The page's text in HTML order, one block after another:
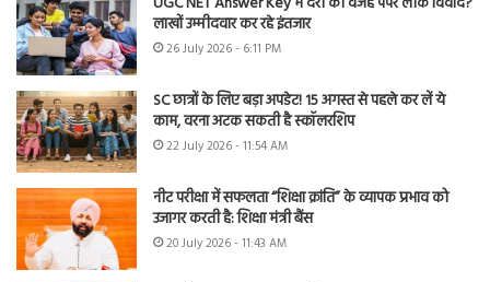
लाखों उम्मीदवार कर रहे इंतजार
26 July 2026 - 6:11 PM
SC छात्रों के लिए बड़ा अपडेट! 15 अगस्त से पहले कर लें ये
काम, वरना अटक सकती है स्कॉलरशिप
22 July 2026 - 11:54 AM
नीट परीक्षा में सफलता “शिक्षा क्रांति” के व्यापक प्रभाव को
उजागर करती है: शिक्षा मंत्री बैंस
20 July 2026 - 11:43 AM